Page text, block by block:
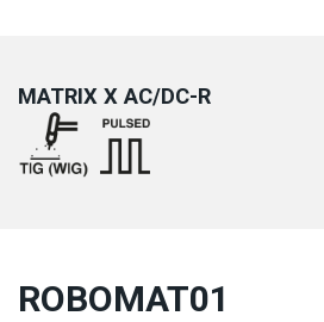
MATRIX X AC/DC-R
ROBOMAT01